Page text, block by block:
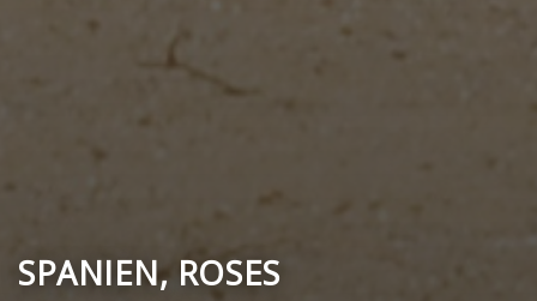
SPANIEN, ROSES